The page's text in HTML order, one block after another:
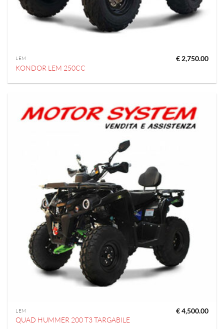
LEM
KONDOR LEM 250CC
€2,750.00
LEM
QUAD HUMMER 200 T3 TARGABILE
€4,500.00